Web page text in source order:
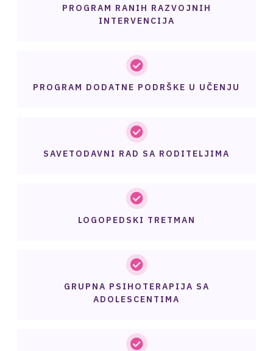
PROGRAM RANIH RAZVOJNIH
INTERVENCIJA
PROGRAM DODATNE PODRŠKE U UČENJU
SAVETODAVNI RAD SA RODITELJIMA
LOGOPEDSKI TRETMAN
GRUPNA PSIHOTERAPIJA SA
ADOLESCENTIMA